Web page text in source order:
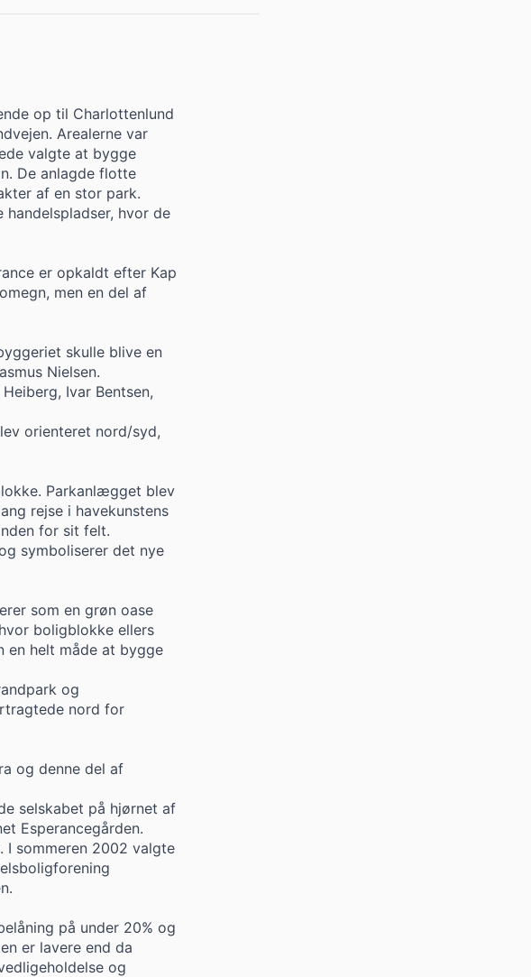
op til Charlottenlund
Arealerne var
valgte at bygge
De anlagde flotte
af en stor park.
hvor de
er opkaldt efter Kap
men en del af
skulle blive en
Nielsen.
Ivar Bentsen,
orienteret nord/syd,
Parkanlægget blev
rejse i havekunstens
for sit felt.
symboliserer det nye
som en grøn oase
boligblokke ellers
en helt måde at bygge
og
nord for
og denne del af
selskabet på hjørnet af
Esperancegården.
I sommeren 2002 valgte
på under 20% og
er lavere end da
og